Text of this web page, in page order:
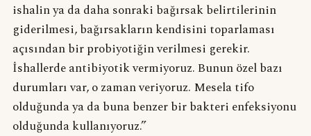
ishalin ya da daha sonraki bağırsak belirtilerinin
giderilmesi, bağırsakların kendisini toparlaması
açısından bir probiyotiğin verilmesi gerekir.
İshallerde antibiyotik vermiyoruz. Bunun özel bazı
durumları var, o zaman veriyoruz. Mesela tifo
olduğunda ya da buna benzer bir bakteri enfeksiyonu
olduğunda kullanıyoruz.”